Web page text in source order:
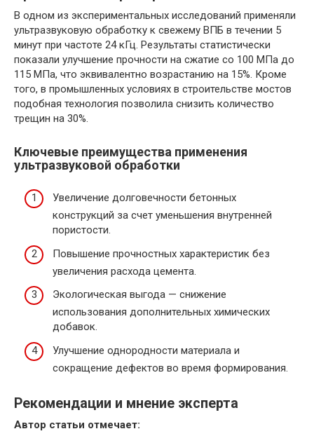
В одном из экспериментальных исследований применяли
ультразвуковую обработку к свежему ВПБ в течении 5
минут при частоте 24 кГц. Результаты статистически
показали улучшение прочности на сжатие со 100 МПа до
115 МПа, что эквивалентно возрастанию на 15%. Кроме
того, в промышленных условиях в строительстве мостов
подобная технология позволила снизить количество
трещин на 30%.
Ключевые преимущества применения
ультразвуковой обработки
Увеличение долговечности бетонных
конструкций за счет уменьшения внутренней
пористости.
Повышение прочностных характеристик без
увеличения расхода цемента.
Экологическая выгода — снижение
использования дополнительных химических
добавок.
Улучшение однородности материала и
сокращение дефектов во время формирования.
Рекомендации и мнение эксперта
Автор статьи отмечает: